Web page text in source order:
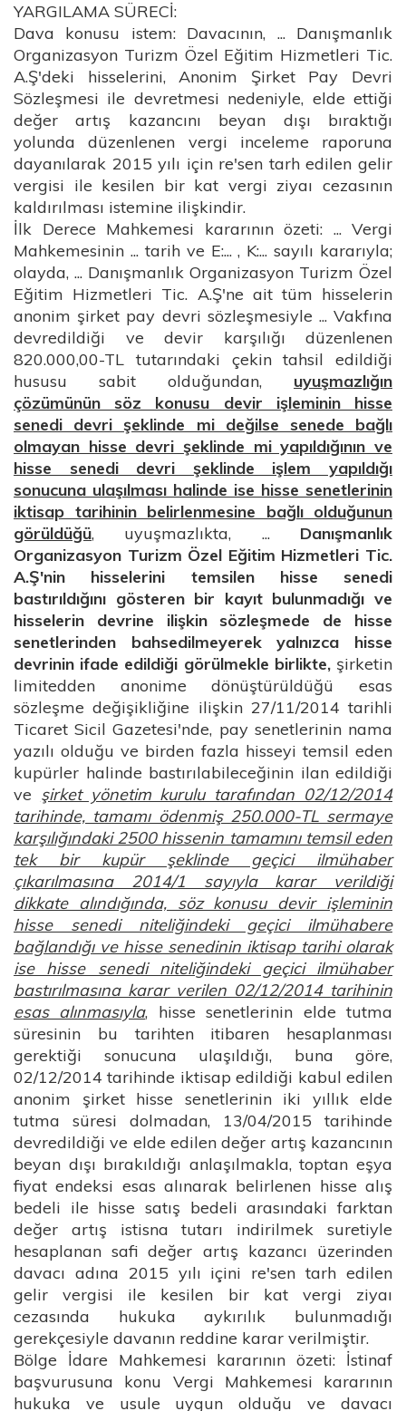
YARGILAMA SÜRECİ:
Dava konusu istem: Davacının, ... Danışmanlık
Organizasyon Turizm Özel Eğitim Hizmetleri Tic.
A.Ş'deki hisselerini, Anonim Şirket Pay Devri
Sözleşmesi ile devretmesi nedeniyle, elde ettiği
değer artış kazancını beyan dışı bıraktığı
yolunda düzenlenen vergi inceleme raporuna
dayanılarak 2015 yılı için re'sen tarh edilen gelir
vergisi ile kesilen bir kat vergi ziyaı cezasının
kaldırılması istemine ilişkindir.
İlk Derece Mahkemesi kararının özeti: ... Vergi
Mahkemesinin ... tarih ve E:... , K:... sayılı kararıyla;
olayda, ... Danışmanlık Organizasyon Turizm Özel
Eğitim Hizmetleri Tic. A.Ş'ne ait tüm hisselerin
anonim şirket pay devri sözleşmesiyle ... Vakfına
devredildiği ve devir karşılığı düzenlenen
820.000,00-TL tutarındaki çekin tahsil edildiği
hususu sabit olduğundan, uyuşmazlığın
çözümünün söz konusu devir işleminin hisse
senedi devri şeklinde mi değilse senede bağlı
olmayan hisse devri şeklinde mi yapıldığının ve
hisse senedi devri şeklinde işlem yapıldığı
sonucuna ulaşılması halinde ise hisse senetlerinin
iktisap tarihinin belirlenmesine bağlı olduğunun
görüldüğü, uyuşmazlıkta, ... Danışmanlık
Organizasyon Turizm Özel Eğitim Hizmetleri Tic.
A.Ş'nin hisselerini temsilen hisse senedi
bastırıldığını gösteren bir kayıt bulunmadığı ve
hisselerin devrine ilişkin sözleşmede de hisse
senetlerinden bahsedilmeyerek yalnızca hisse
devrinin ifade edildiği görülmekle birlikte,şirketin
limitedden anonime dönüştürüldüğü esas
sözleşme değişikliğine ilişkin 27/11/2014 tarihli
Ticaret Sicil Gazetesi'nde, pay senetlerinin nama
yazılı olduğu ve birden fazla hisseyi temsil eden
kupürler halinde bastırılabileceğinin ilan edildiği
ve şirket yönetim kurulu tarafından 02/12/2014
tarihinde, tamamı ödenmiş 250.000-TL sermaye
karşılığındaki 2500 hissenin tamamını temsil eden
tek bir kupür şeklinde geçici ilmühaber
çıkarılmasına 2014/1 sayıyla karar verildiği
dikkate alındığında, söz konusu devir işleminin
hisse senedi niteliğindeki geçici ilmühabere
bağlandığı ve hisse senedinin iktisap tarihi olarak
ise hisse senedi niteliğindeki geçici ilmühaber
bastırılmasına karar verilen 02/12/2014 tarihinin
esas alınmasıyla, hisse senetlerinin elde tutma
süresinin bu tarihten itibaren hesaplanması
gerektiği sonucuna ulaşıldığı, buna göre,
02/12/2014 tarihinde iktisap edildiği kabul edilen
anonim şirket hisse senetlerinin iki yıllık elde
tutma süresi dolmadan, 13/04/2015 tarihinde
devredildiği ve elde edilen değer artış kazancının
beyan dışı bırakıldığı anlaşılmakla, toptan eşya
fiyat endeksi esas alınarak belirlenen hisse alış
bedeli ile hisse satış bedeli arasındaki farktan
değer artış istisna tutarı indirilmek suretiyle
hesaplanan safi değer artış kazancı üzerinden
davacı adına 2015 yılı içini re'sen tarh edilen
gelir vergisi ile kesilen bir kat vergi ziyaı
cezasında hukuka aykırılık bulunmadığı
gerekçesiyle davanın reddine karar verilmiştir.
Bölge İdare Mahkemesi kararının özeti: İstinaf
başvurusuna konu Vergi Mahkemesi kararının
hukuka ve usule uygun olduğu ve davacı